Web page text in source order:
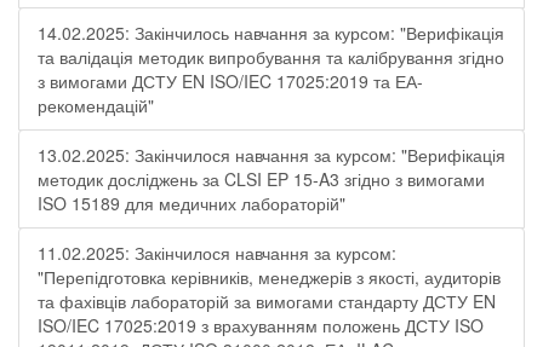
14.02.2025: Закінчилось навчання за курсом: "Верифікація
та валідація методик випробування та калібрування згідно
з вимогами ДСТУ EN ISO/IEC 17025:2019 та ЕА-
рекомендацій"
13.02.2025: Закінчилося навчання за курсом: "Верифікація
методик досліджень за CLSI EP 15-A3 згідно з вимогами
ISO 15189 для медичних лабораторій"
11.02.2025: Закінчилося навчання за курсом:
"Перепідготовка керівників, менеджерів з якості, аудиторів
та фахівців лабораторій за вимогами стандарту ДСТУ EN
ISO/IEC 17025:2019 з врахуванням положень ДСТУ ISO